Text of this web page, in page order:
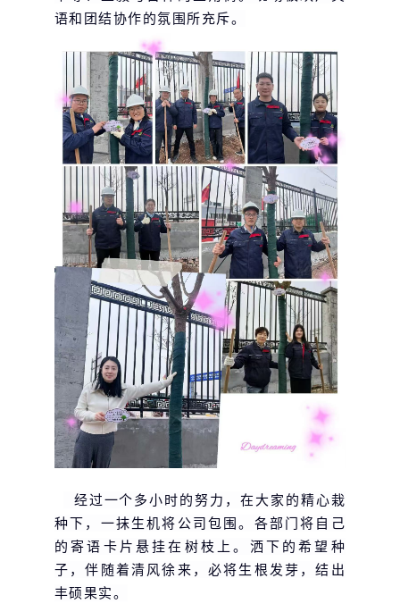
语和团结协作的氛围所充斥。
经过一个多小时的努力，在大家的精心栽
种下，一抹生机将公司包围。各部门将自己
的寄语卡片悬挂在树枝上。洒下的希望种
子，伴随着清风徐来，必将生根发芽，结出
丰硕果实。